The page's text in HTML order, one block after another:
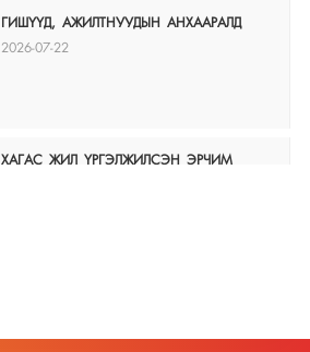
ГИШҮҮД, АЖИЛТНУУДЫН АНХААРАЛД
2026-07-22
ХАГАС ЖИЛ ҮРГЭЛЖИЛСЭН ЭРЧИМ
ЗААЛТУУД Нийгмийн даатгалын багц